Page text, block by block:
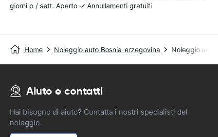
giorni p / sett. Aperto ✓ Annullamenti gratuiti
Home Noleggio auto Bosnia-erzegovina Noleggio
Aiuto e contatti
Hai bisogno di aiuto? Contatta i nostri specialisti del
noleggio.